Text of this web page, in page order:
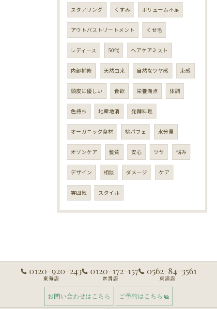
スタアリング くすみ ボリューム不足
アウトバストリートメント くせ毛
レディース 50代 ヘアケアミスト
内部補修 天然由来 自然なツヤ感 束感
頭皮に優しい 食欲 栄養満点 体調
色持ち 地産地消 発酵料理
オーガニック食材 桃パフェ 水分量
オゾンケア 髪質 安心 ツヤ 悩み
デザイン 相談 ダメージ ケア
雰囲気 スタイル
0120-920-243
東海店
0120-172-157
常滑店
0562-84-3561
東浦店
お問い合わせはこちら ご予約はこちら